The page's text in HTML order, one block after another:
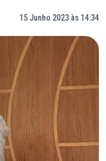
15 Junho 2023 às 14:34